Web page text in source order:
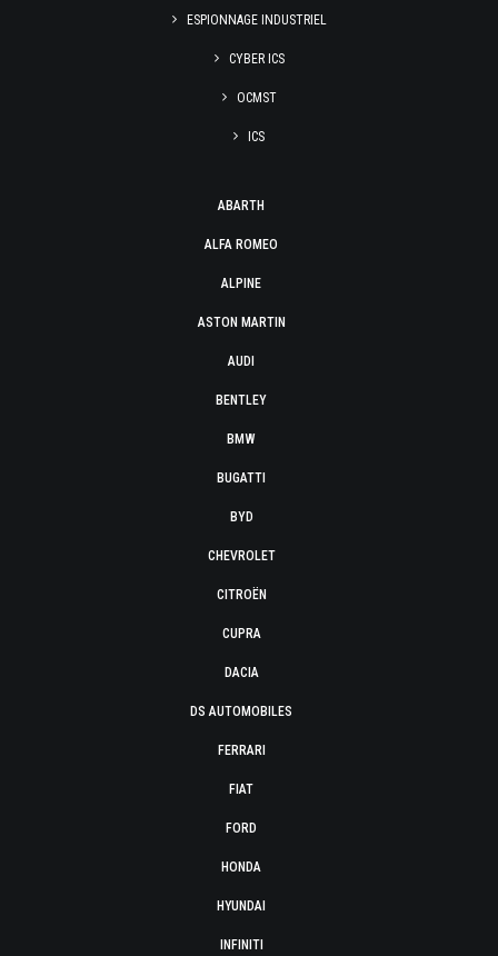
ESPIONNAGE INDUSTRIEL
CYBER ICS
OCMST
ICS
ABARTH
ALFA ROMEO
ALPINE
ASTON MARTIN
AUDI
BENTLEY
BMW
BUGATTI
BYD
CHEVROLET
CITROËN
CUPRA
DACIA
DS AUTOMOBILES
FERRARI
FIAT
FORD
HONDA
HYUNDAI
INFINITI